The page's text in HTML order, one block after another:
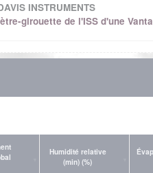
INSTRUMENTS
girouette de l'ISS d'une
Humidité relative
(min) (%)